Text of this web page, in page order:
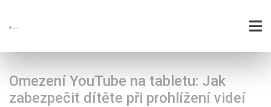
Omezení YouTube na tabletu: Jak
zabezpečit dítěte při prohlížení videí